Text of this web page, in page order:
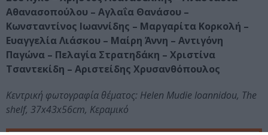
Αθανασοπούλου – Αγλαΐα Θανάσου –
Κωνσταντίνος Ιωαννίδης – Μαργαρίτα Κορκολή –
Ευαγγελία Λιάσκου – Μαίρη Άννη – Αντιγόνη
Παγώνα – Πελαγία Στρατηδάκη – Χριστίνα
Τσαντεκίδη – Αριστείδης Χρυσανθόπουλος
Κεντρική φωτογραφία θέματος: Helen Mudie Ioannidou, The
shelf, 37x43x56cm, Κεραμικό